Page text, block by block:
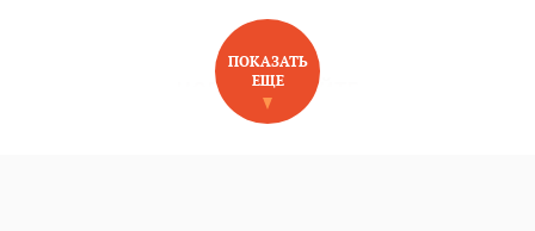
НОВОЕ НА САЙТЕ
ПОКАЗАТЬ
ЕЩЕ